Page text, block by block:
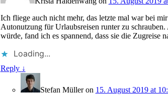
Ich fliege auch nicht mehr, das letzte mal war bei
Autonutzung für Urlaubsreisen runter zu
würde, fand ich es spannend, dass sie die Zugreise
Loading...
Reply ↓
Stefan Mülleron 15. August 2019 at